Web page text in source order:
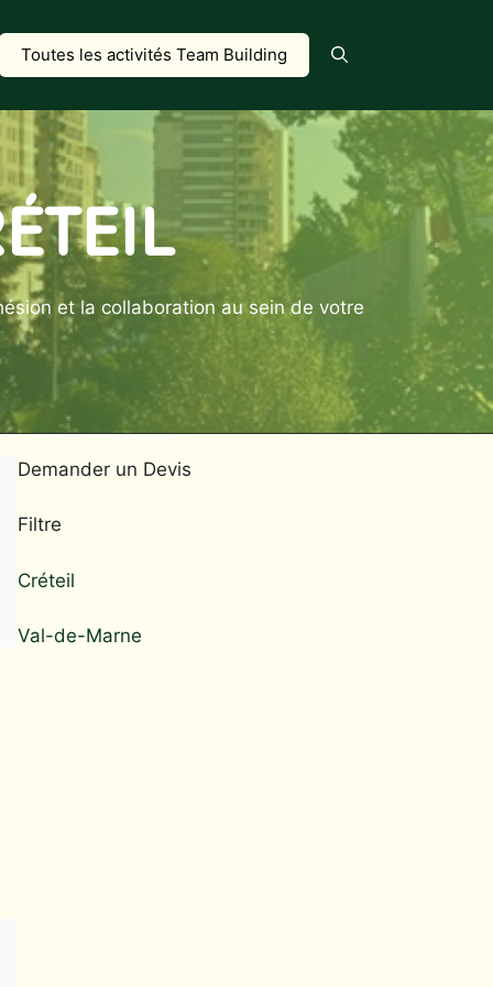
Toutes les activités Team Building
et la collaboration au sein de votre
Demander un Devis
Filtre
Créteil
Val-de-Marne